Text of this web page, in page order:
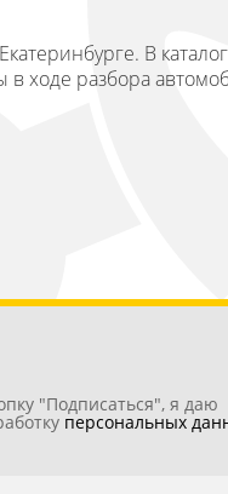
В
в ходе разбора
"Подписаться", я даю
персональных